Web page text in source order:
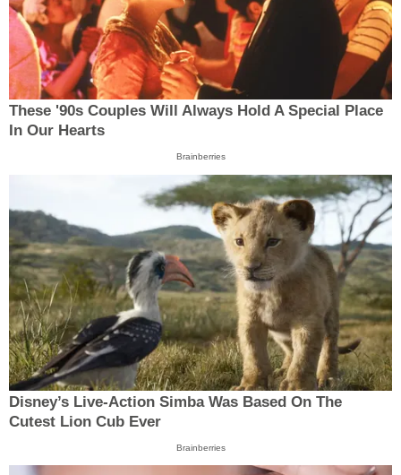
These '90s Couples Will Always Hold A Special Place
In Our Hearts
Brainberries
Disney’s Live-Action Simba Was Based On The
Cutest Lion Cub Ever
Brainberries